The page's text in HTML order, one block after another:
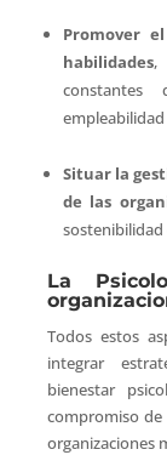
Promover
habilidades,
Situar la
de las
sostenibilidad
La
Todos estos
integrar
bienestar
compromiso de
organizaciones